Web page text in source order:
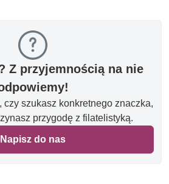
Z przyjemnością na nie
szukasz konkretnego znaczka,
przygodę z filatelistyką.
Napisz do nas